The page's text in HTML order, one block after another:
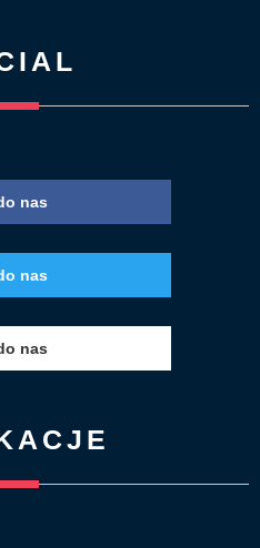
nas
nas
nas